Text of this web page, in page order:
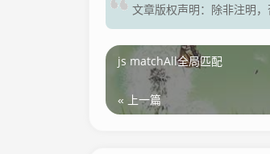
文章版权声明：除非注明，
js matchAll全局匹配
« 上一篇